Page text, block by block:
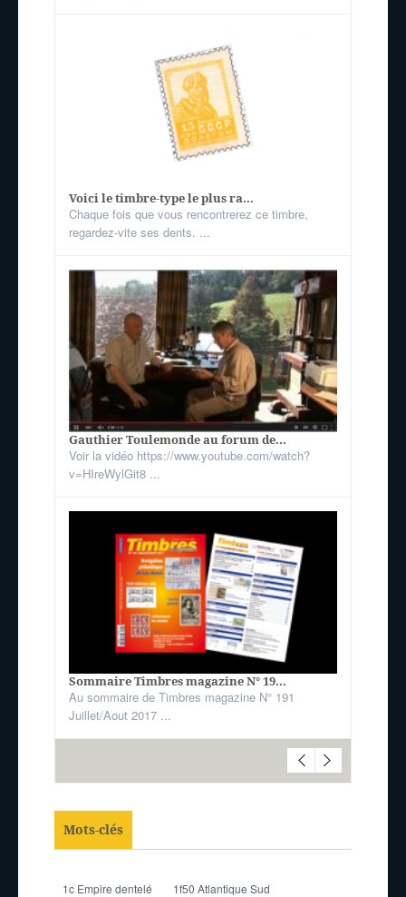
Voici le timbre-type le plus ra...
Chaque fois que vous rencontrerez ce timbre,
regardez-vite ses dents. ...
Gauthier Toulemonde au forum de...
Voir la vidéo https://www.youtube.com/watch?
v=HIreWylGit8 ...
Sommaire Timbres magazine N° 19...
Au sommaire de Timbres magazine N° 191
Juillet/Aout 2017 ...
Mots-clés
1c Empire dentelé 1f50 Atlantique Sud